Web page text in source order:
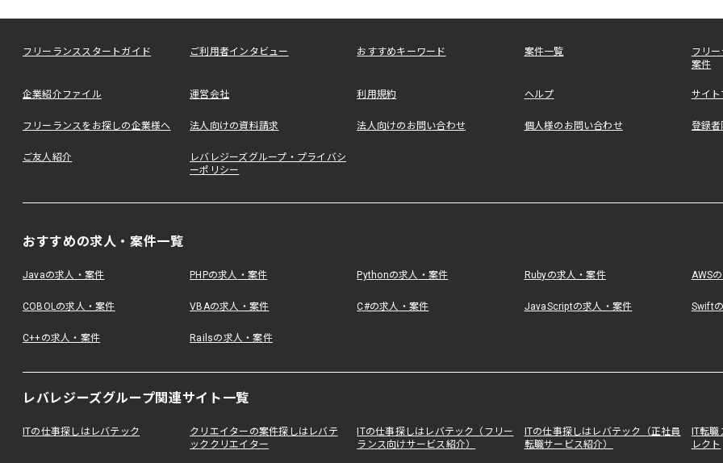
フリーランススタートガイド ご利用者インタビュー おすすめキーワード 案件一覧
フリ
案件
企業紹介ファイル 運営会社 利用規約 ヘルプ サイ
フリーランスをお探しの企業様へ 法人向けの資料請求 法人向けのお問い合わせ 個人様のお問い合わせ 登録
ご友人紹介
レバレジーズグループ・プライバシ
ーポリシー
おすすめの求人・案件一覧
Javaの求人・案件 PHPの求人・案件 Pythonの求人・案件 Rubyの求人・案件 AWS
COBOLの求人・案件 VBAの求人・案件 C#の求人・案件 JavaScriptの求人・案件 Swift
C++の求人・案件 Railsの求人・案件
レバレジーズグループ関連サイト一覧
ITの仕事探しはレバテック
クリエイターの案件探しはレバテ
ッククリエイター
ITの仕事探しはレバテック（フリー
ランス向けサービス紹介）
ITの仕事探しはレバテック（正社員
転職サービス紹介）
IT転
レクト